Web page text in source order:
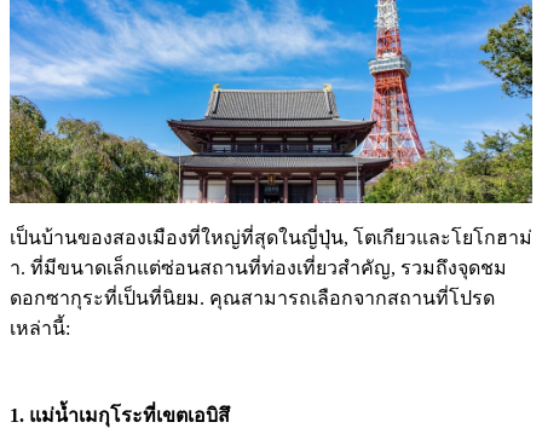
เป็นบ้านของสองเมืองที่ใหญ่ที่สุดในญี่ปุ่น, โตเกียวและโยโกฮาม่
า. ที่มีขนาดเล็กแต่ซ่อนสถานที่ท่องเที่ยวสำคัญ, รวมถึงจุดชม
ดอกซากุระที่เป็นที่นิยม. คุณสามารถเลือกจากสถานที่โปรด
เหล่านี้:
1. แม่น้ำเมกุโระที่เขตเอบิสึ